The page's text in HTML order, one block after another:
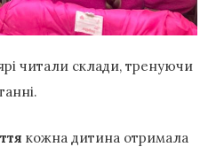
читали склади, тренуючи
кожна дитина отримала